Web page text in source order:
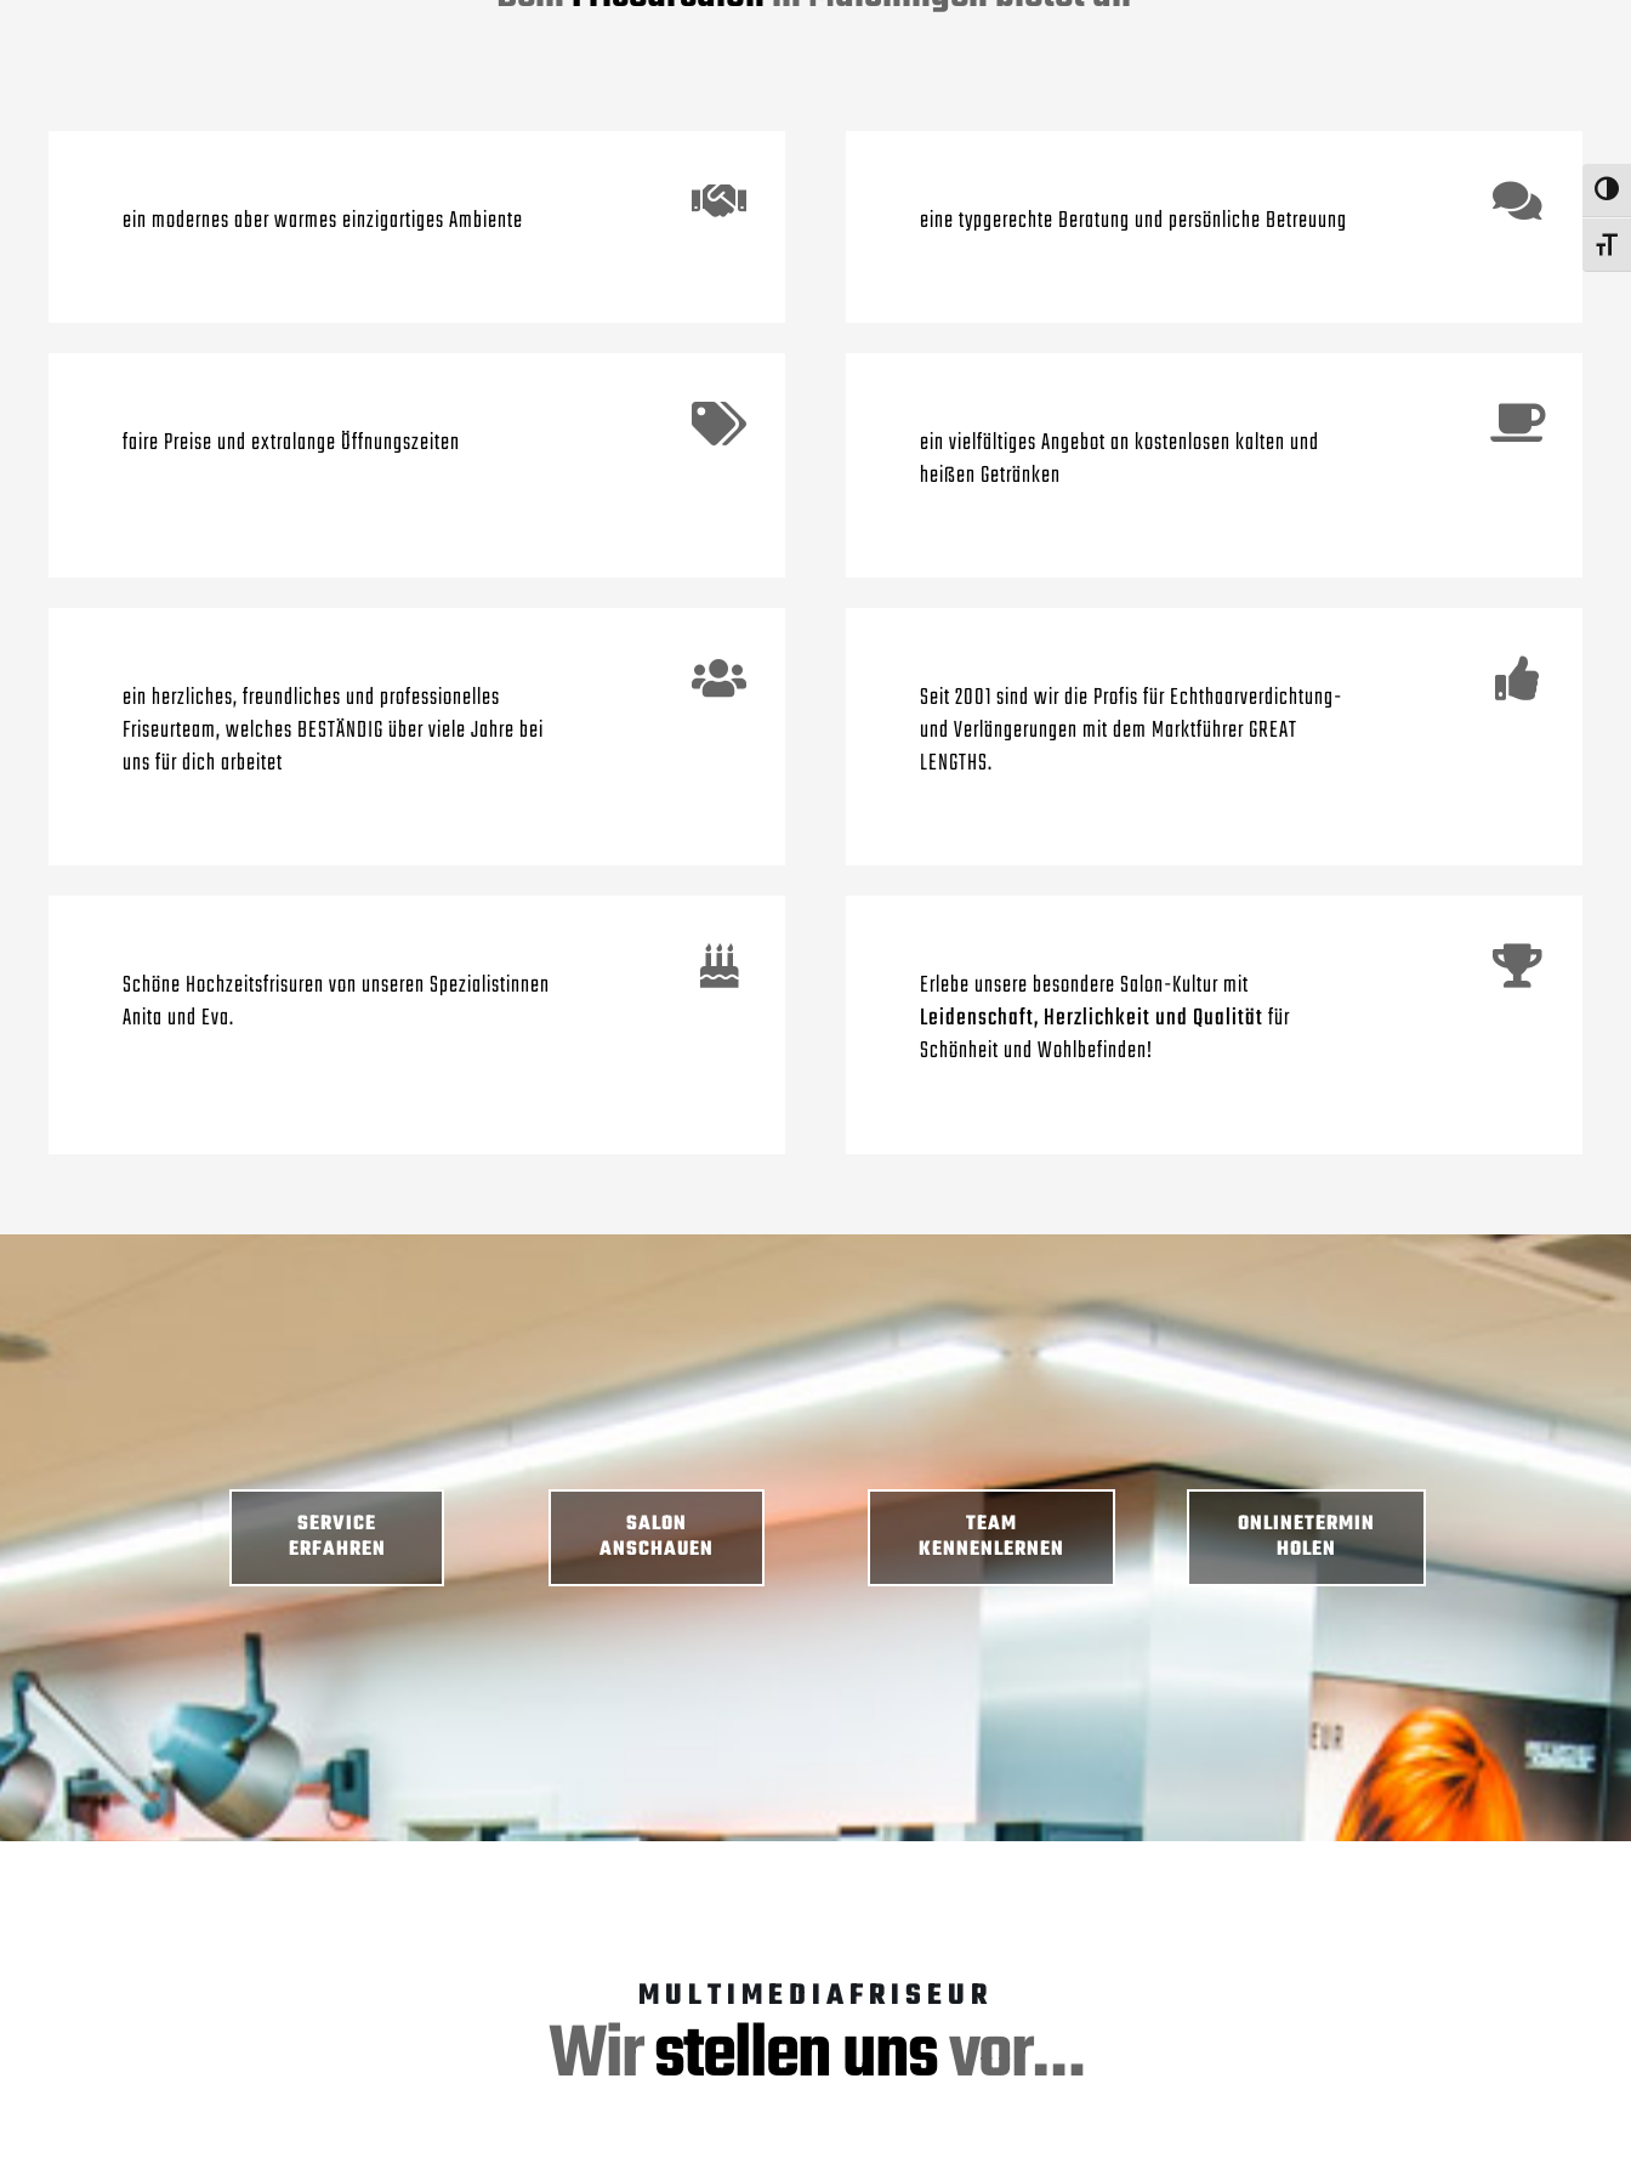
Schrift
ein modernes aber warmes einzigartiges Ambiente eine typgerechte Beratung und persönliche Betreuung
faire Preise und extralange Öffnungszeiten
ein vielfältiges Angebot an kostenlosen kalten und
heißen Getränken
ein herzliches, freundliches und professionelles
Friseurteam, welches BESTÄNDIG über viele Jahre bei
uns für dich arbeitet
Seit 2001 sind wir die Profis für Echthaarverdichtung-
und Verlängerungen mit dem Marktführer GREAT
LENGTHS.
Schöne Hochzeitsfrisuren von unseren Spezialistinnen
Anita und Eva.
Erlebe unsere besondere Salon-Kultur mit
Leidenschaft, Herzlichkeit und Qualitätfür
Schönheit und Wohlbefinden!
SERVICE
ERFAHREN
SALON
ANSCHAUEN
TEAM
KENNENLERNEN
ONLINETERMIN
HOLEN
MULTIMEDIAFRISEUR
Wirstellen unsvor…